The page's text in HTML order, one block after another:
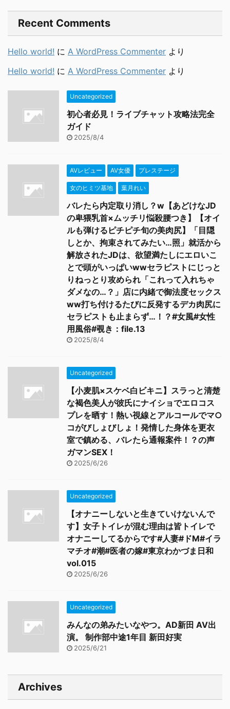
Recent Comments
Hello world! に A WordPress Commenter より
Hello world! に A WordPress Commenter より
Uncategorized
初心者必見！ライブチャット攻略法完全
ガイド
2025/8/4
AVレビュー AV女優 プレステージ
女のヒミツ基地 葉月れい
バレたら内定取り消し？w【あどけなJD
の卑猥乳首×ムッチリ悩殺腰つき】【オイ
ルも弾けるピチピチ旬の美肉尻】「目隠
しとか、拘束されてみたい…照」就活から
解放されたJDは、欲望満たしにエロいこ
とで頭がいっぱいwwセラピストにじっと
りねっとり攻められ「これって入れちゃ
ダメなの…？」店に内緒で御法度セックス
ww打ち付けるたびに反発するデカ肉尻に
セラピストも止まらず…！？#女風#女性
用風俗#覗き：file.13
2025/8/4
Uncategorized
【小麦肌×スケベ白ビキニ】スラっと清楚
な褐色美人が彼氏にナイショでエロコス
プレを晒す！熱い視線とアルコールでマ○
コがびしょびしょ！発情した身体を更衣
室で鎮める、バレたら通報案件！？の声
ガマンSEX！
2025/6/26
Uncategorized
【オナニーしないと生きていけないんで
す】女子トイレが混む理由は皆トイレで
オナニーしてるからです#人妻#ドM#イラ
マチオ#潮#医者の嫁#東京わかづま日和
vol.015
2025/6/26
Uncategorized
みんなの弟みたいなやつ。AD新田 AV出
演。 制作部中途1年目 新田好実
2025/6/21
Archives